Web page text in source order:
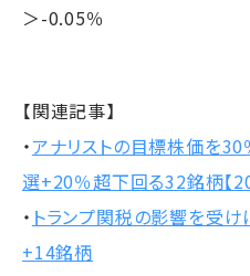
＞-0.05％
【関連記事】
・アナリストの目標株価を
選+20％超下回る32銘柄【
・ トランプ関税の影響を受
+14銘柄